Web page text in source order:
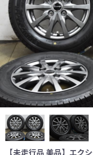
【未走行品 美品】エク